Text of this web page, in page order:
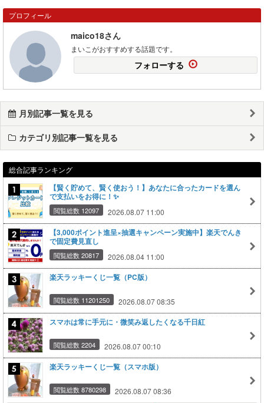
プロフィール
maico18さん
まいこがおすすめする話題です。
フォローする
月別記事一覧を見る
カテゴリ別記事一覧を見る
総合記事ランキング
【賢く貯めて、賢く使おう！】あなたに合ったカードを選ん
で支払いをお得に！✨
閲覧総数 12097 2026.08.07 11:00
【3,000ポイント進呈×抽選キャンペーン実施中】楽天でんき
で固定費見直し
閲覧総数 20817 2026.08.04 11:00
楽天ラッキーくじ一覧（PC版）
閲覧総数 11201250 2026.08.07 08:35
スマホは常に手元に・微笑み返したくなる千日紅
閲覧総数 2204 2026.08.07 00:10
楽天ラッキーくじ一覧（スマホ版）
閲覧総数 8780298 2026.08.07 08:36